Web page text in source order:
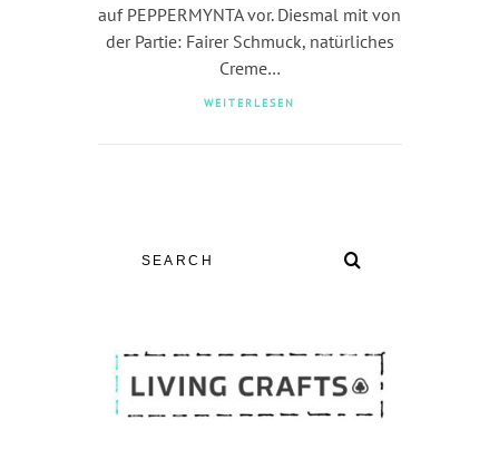
auf PEPPERMYNTA vor. Diesmal mit von
der Partie: Fairer Schmuck, natürliches
Creme…
WEITERLESEN